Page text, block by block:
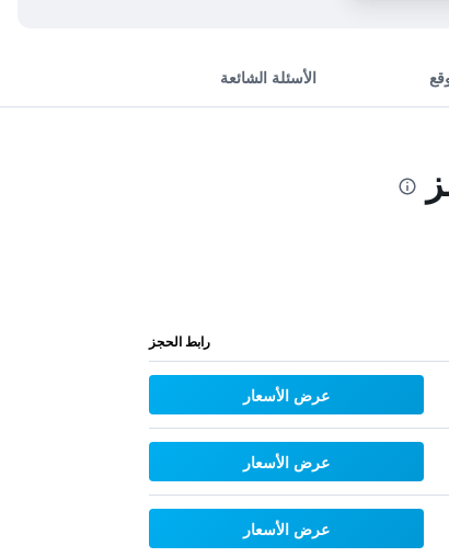
الأسئلة الشائعة
رابط الحجز
عرض الأسعار
عرض الأسعار
عرض الأسعار